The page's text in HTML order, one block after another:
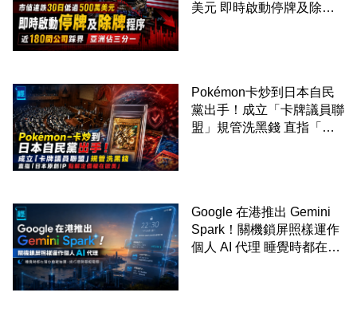
美元 即時啟動停牌及除牌
Pokémon卡炒到日本自民
黨出手！成立「卡牌議員聯
盟」規管洗黑錢 直指「日
Google 在港推出 Gemini
Spark！關機鎖屏照樣運作
個人 AI 代理 睡覺時都在幫